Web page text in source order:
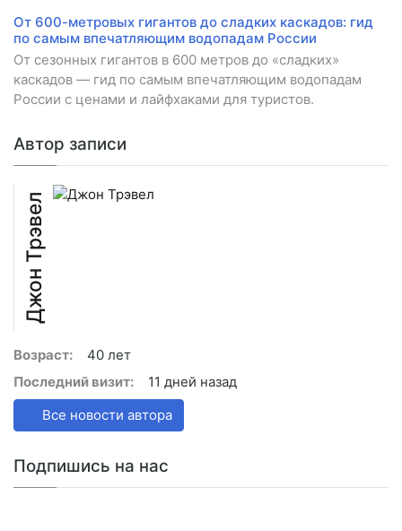
От 600-метровых гигантов до сладких каскадов: гид
по самым впечатляющим водопадам России
От сезонных гигантов в 600 метров до «сладких»
каскадов — гид по самым впечатляющим водопадам
России с ценами и лайфхаками для туристов.
Автор записи
Джон Трэвел
Возраст:
40 лет
Последний визит:
11 дней назад
Все новости автора
Подпишись на нас